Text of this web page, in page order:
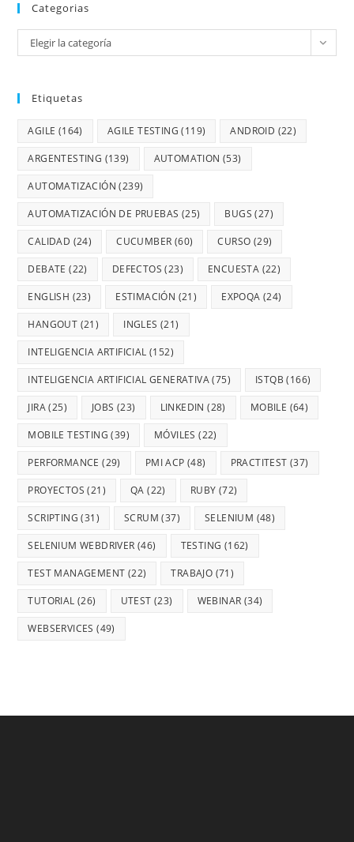
Categorias
Elegir la categoría
Etiquetas
AGILE (164) AGILE TESTING (119) ANDROID (22)
ARGENTESTING (139) AUTOMATION (53)
AUTOMATIZACIÓN (239)
AUTOMATIZACIÓN DE PRUEBAS (25) BUGS (27)
CALIDAD (24) CUCUMBER (60) CURSO (29)
DEBATE (22) DEFECTOS (23) ENCUESTA (22)
ENGLISH (23) ESTIMACIÓN (21) EXPOQA (24)
HANGOUT (21) INGLES (21)
INTELIGENCIA ARTIFICIAL (152)
INTELIGENCIA ARTIFICIAL GENERATIVA(75) ISTQB (166)
JIRA(25) JOBS (23) LINKEDIN (28) MOBILE (64)
MOBILE TESTING (39) MÓVILES (22)
PERFORMANCE (29) PMI ACP (48) PRACTITEST (37)
PROYECTOS (21) QA (22) RUBY (72)
SCRIPTING (31) SCRUM (37) SELENIUM (48)
SELENIUM WEBDRIVER (46) TESTING (162)
TEST MANAGEMENT (22) TRABAJO (71)
TUTORIAL (26) UTEST (23) WEBINAR (34)
WEBSERVICES (49)